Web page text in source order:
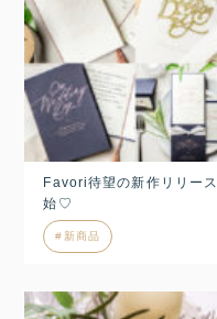
Favori待望の新作リリー
始♡
新商品